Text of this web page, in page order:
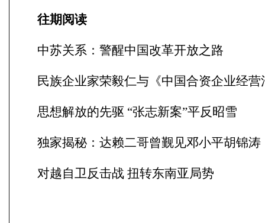
往期阅读
中苏关系：警醒中国改革开放之路
民族企业家荣毅仁与《中国合资企业经营
思想解放的先驱 “张志新案”平反昭雪
独家揭秘：达赖二哥曾觐见邓小平胡锦涛
对越自卫反击战 扭转东南亚局势